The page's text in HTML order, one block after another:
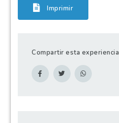
Imprimir
Compartir esta experiencia